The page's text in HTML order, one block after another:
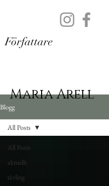
Maria Arell
Författare
Blogg
All Posts
aktuellt
tävling
All Posts